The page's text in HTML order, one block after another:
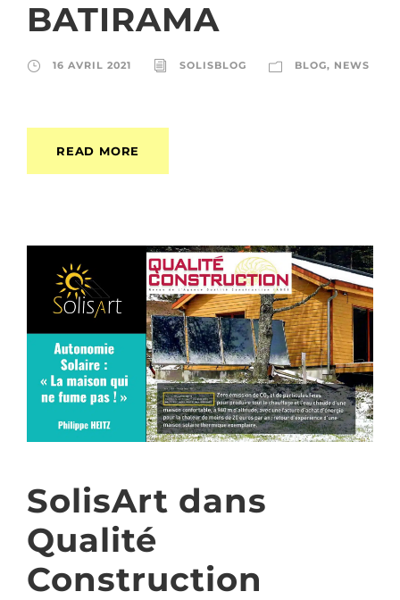
BATIRAMA
16 AVRIL 2021 SOLISBLOG BLOG, NEWS
READ MORE
SolisArt dans
Qualité
Construction